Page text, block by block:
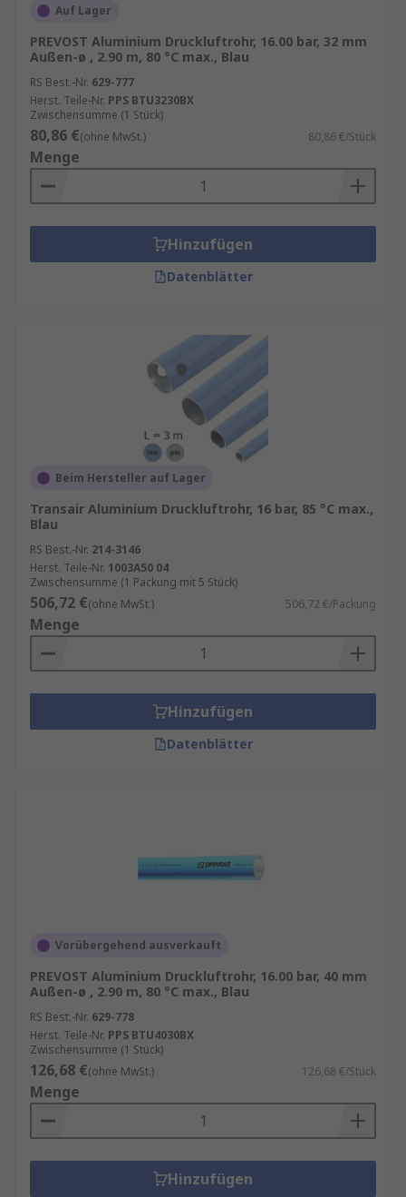
Auf Lager
PREVOST Aluminium Druckluftrohr, 16.00 bar, 32 mm
Außen-ø , 2.90 m, 80 °C max., Blau
RS Best.-Nr. 629-777
Herst. Teile-Nr. PPS BTU3230BX
Zwischensumme (1 Stück)
80,86 €(ohne MwSt.) 80,86 €/Stück
Menge
Hinzufügen
Datenblätter
Beim Hersteller auf Lager
Transair Aluminium Druckluftrohr, 16 bar, 85 °C max.,
Blau
RS Best.-Nr. 214-3146
Herst. Teile-Nr. 1003A50 04
Zwischensumme (1 Packung mit 5 Stück)
506,72 €(ohne MwSt.) 506,72 €/Packung
Menge
Hinzufügen
Datenblätter
Vorübergehend ausverkauft
PREVOST Aluminium Druckluftrohr, 16.00 bar, 40 mm
Außen-ø , 2.90 m, 80 °C max., Blau
RS Best.-Nr. 629-778
Herst. Teile-Nr. PPS BTU4030BX
Zwischensumme (1 Stück)
126,68 €(ohne MwSt.) 126,68 €/Stück
Menge
Hinzufügen